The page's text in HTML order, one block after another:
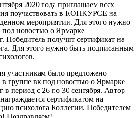
2020 года приглашаем всех
поучаствовать в КОНКУРСЕ на
мероприятии. Для этого нужно
под новостью о Ярмарке
Победитель получит сертификат на
Для этого нужно быть подписанным
участникам было предложено
в группе вк под новостью о Ярмарке
в период с 26 по 30 сентября. Автор
сертификатом на
психолога Коллегии. Победителем